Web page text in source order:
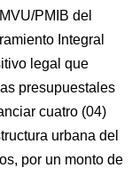
PMIB del
Integral
legal que
presupuestales
cuatro (04)
urbana del
por un monto de